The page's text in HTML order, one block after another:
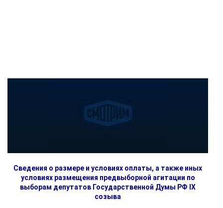
Сведения о размере и условиях оплаты, а также иных
условиях размещения предвыборной агитации по
выборам депутатов Государственной Думы РФ IX
созыва